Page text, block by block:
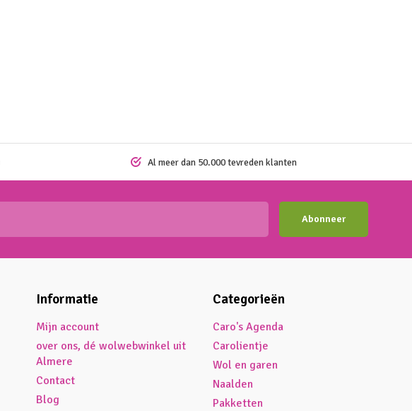
Al meer dan 50.000 tevreden klanten
Abonneer
Informatie
Mijn account
over ons, dé wolwebwinkel uit
Almere
Contact
Blog
Categorieën
Caro's Agenda
Carolientje
Wol en garen
Naalden
Pakketten